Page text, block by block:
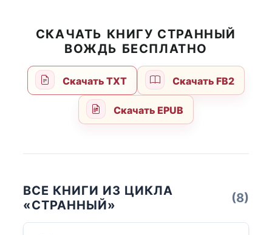
СКАЧАТЬ КНИГУ СТРАННЫЙ
ВОЖДЬ БЕСПЛАТНО
Скачать TXT Скачать FB2
Скачать EPUB
ВСЕ КНИГИ ИЗ ЦИКЛА
«СТРАННЫЙ»
(8)